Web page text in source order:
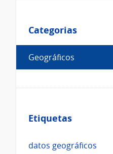
Categorias
Categorias
Geográficos
Etiquetas
Etiquetas
datos geográficos